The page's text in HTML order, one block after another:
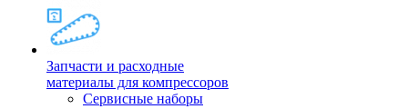
Запчасти и расходные
материалы для компрессоров
Cервисные наборы